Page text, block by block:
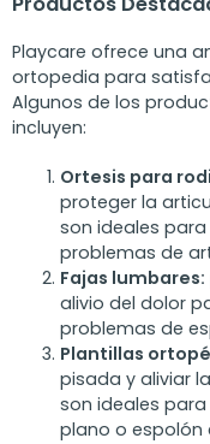
Playcare ofrece una
ortopedia para
Algunos de los
incluyen:
Ortesis para
proteger la
son ideales
problemas de
Fajas lumbares:
alivio del dolor
problemas de
Plantillas
pisada y aliviar
son ideales
plano o espolón